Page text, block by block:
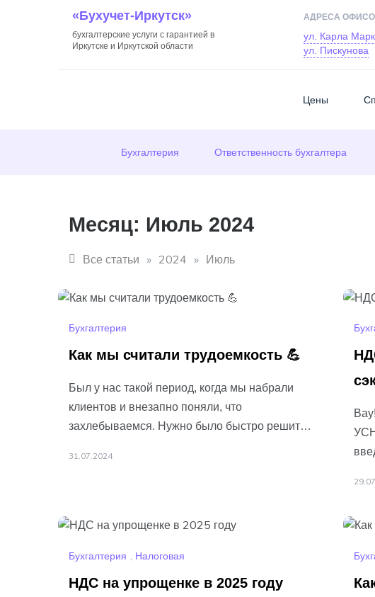
«Бухучет-Иркутск»
бухгалтерские услуги с гарантией в
Иркутске и Иркутской области
АДРЕСА
ул. Карла
ул. Пискунова
Цены
Бухгалтерия Ответственность бухгалтера
Месяц: Июль 2024
Все статьи » 2024 » Июль
Бухгалтерия
Как мы считали трудоемкость 💪
Был у нас такой период, когда мы набрали
клиентов и внезапно поняли, что
захлебываемся. Нужно было быстро решить,
31.07.2024
Бухгалтерия , Налоговая
НДС на упрощенке в 2025 году